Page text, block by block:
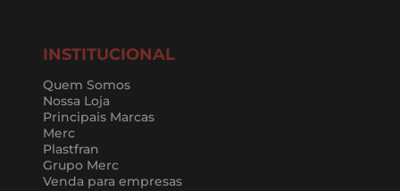
INSTITUCIONAL
Quem Somos
Nossa Loja
Principais Marcas
Merc
Plastfran
Grupo Merc
Venda para empresas